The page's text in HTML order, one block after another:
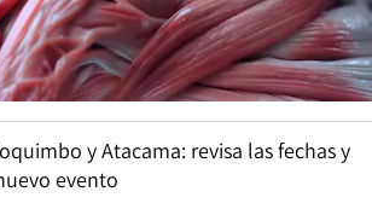
y Atacama: revisa las fechas y
evento